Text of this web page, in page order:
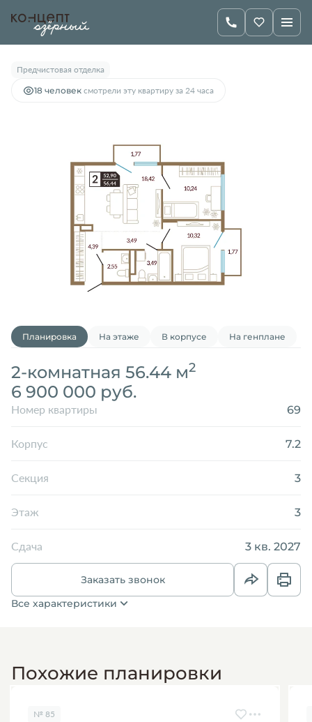
2-комнатная56.44 м 6 900 000 руб.
Предчистовая отделка
18 человек смотрели эту квартиру за 24 часа
Планировка На этаже В корпусе На генплане
2-комнатная 56.44 м2
6 900 000 руб.
Номер квартиры 69
Корпус 7.2
Секция 3
Этаж 3
Сдача 3 кв. 2027
Заказать звонок
Все характеристики
Похожие планировки
№ 85